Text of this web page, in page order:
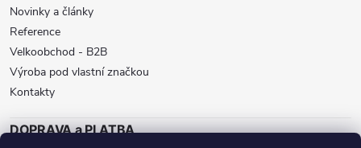
Novinky a články
Reference
Velkoobchod - B2B
Výroba pod vlastní značkou
Kontakty
DOPRAVA a PLATBA